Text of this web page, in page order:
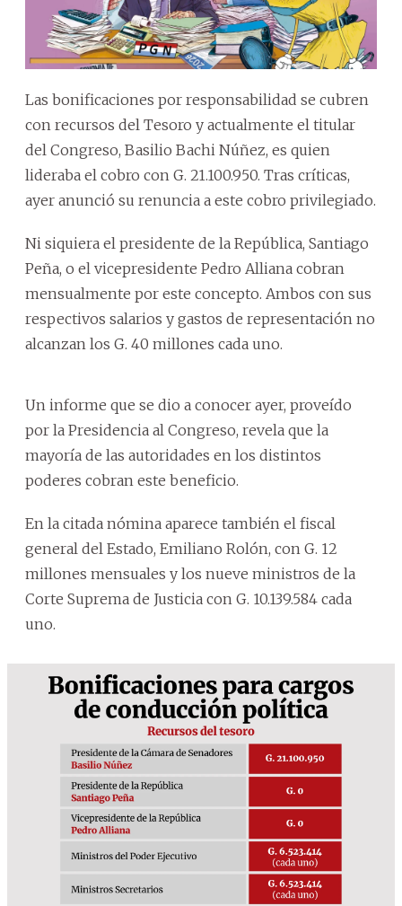
Las bonificaciones por responsabilidad se cubren
con recursos del Tesoro y actualmente el titular
del Congreso, Basilio Bachi Núñez, es quien
lideraba el cobro con G. 21.100.950. Tras críticas,
ayer anunció su renuncia a este cobro privilegiado.
Ni siquiera el presidente de la República, Santiago
Peña, o el vicepresidente Pedro Alliana cobran
mensualmente por este concepto. Ambos con sus
respectivos salarios y gastos de representación no
alcanzan los G. 40 millones cada uno.
Un informe que se dio a conocer ayer, proveído
por la Presidencia al Congreso, revela que la
mayoría de las autoridades en los distintos
poderes cobran este beneficio.
En la citada nómina aparece también el fiscal
general del Estado, Emiliano Rolón, con G. 12
millones mensuales y los nueve ministros de la
Corte Suprema de Justicia con G. 10.139.584 cada
uno.